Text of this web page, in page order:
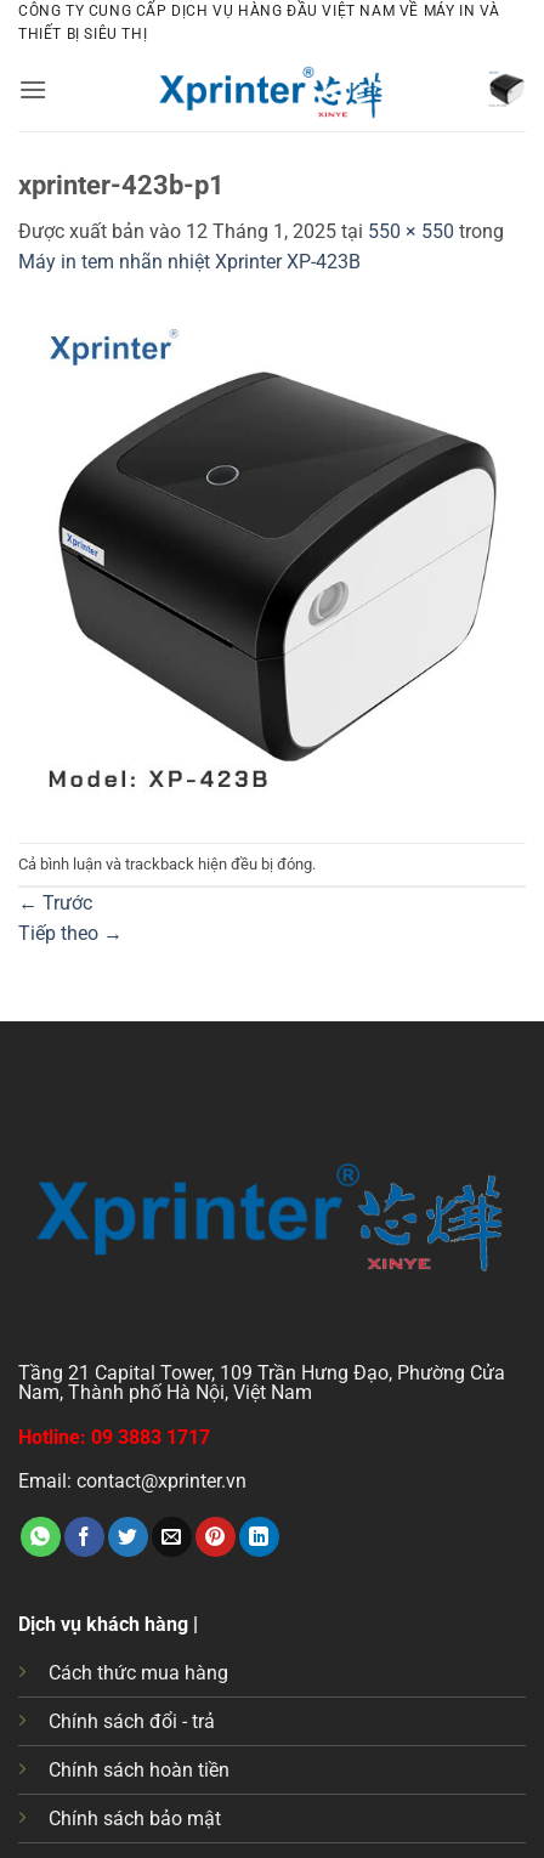
Bỏ
qua
dung
CÔNG TY CUNG CẤP DỊCH VỤ HÀNG ĐẦU VIỆT NAM VỀ MÁY IN VÀ
THIẾT BỊ SIÊU THỊ
xprinter-423b-p1
Được xuất bản vào 12 Tháng 1, 2025 tại 550 × 550 trong
Máy in tem nhãn nhiệt Xprinter XP-423B
Cả bình luận và trackback hiện đều bị đóng.
← Trước
Tiếp theo →
Tầng 21 Capital Tower, 109 Trần Hưng Đạo, Phường Cửa
Nam, Thành phố Hà Nội, Việt Nam
Hotline: 09 3883 1717
Email: contact@xprinter.vn
Dịch vụ khách hàng |
Cách thức mua hàng
Chính sách đổi - trả
Chính sách hoàn tiền
Chính sách bảo mật